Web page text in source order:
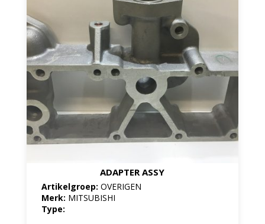
ADAPTER ASSY
Artikelgroep: OVERIGEN
Merk: MITSUBISHI
Type: